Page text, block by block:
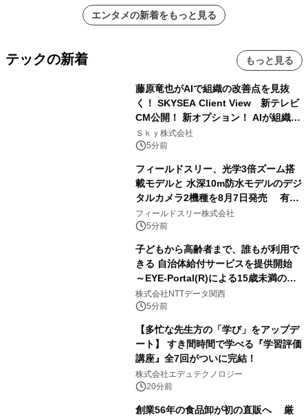
エンタメの新着をもっと見る
テックの新着 もっと見る
藤原竜也がAIで組織の改善点を見抜
く！ SKYSEA Client View 新テレビ
CM公開！ 新オプション！ AIが組織の
業務実態を分析し労務改善を支援。 藤
原竜也メイキング動画公開 「もしAIが
る自信がある」「昨年の夏はカブトム
シを捕まえたり、虫と戦ったり…」
Ｓｋｙ株式会社
5分前
フィールドスリー、光学3倍ズーム搭
載モデルと 水深10m防水モデルのデジ
タルカメラ2機種を8月7日発売 有効
約1300万画素、用途別に選べるコンデ
ジ新登場
フィールドスリー株式会社
5分前
子どもから高齢者まで、誰もが利用で
きる 自治体給付サービスを提供開始
～EYE-Portal(R)による15歳未満の本
人認証と デジタルデバイド対策で実現
～
株式会社NTTデータ関西
5分前
【多忙な先生方の「学び」をアップデ
ート】 すき間時間で学べる『学習評価
講座』全7回がついに完結！
株式会社エデュテクノロジー
20分前
創業56年の食品卸が初の直販へ 厳